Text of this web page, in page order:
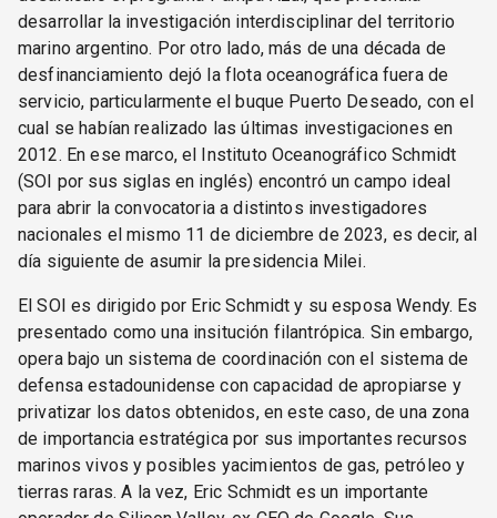
desarrollar la investigación interdisciplinar del territorio
marino argentino. Por otro lado, más de una década de
desfinanciamiento dejó la flota oceanográfica fuera de
servicio, particularmente el buque Puerto Deseado, con el
cual se habían realizado las últimas investigaciones en
2012. En ese marco, el Instituto Oceanográfico Schmidt
(SOI por sus siglas en inglés) encontró un campo ideal
para abrir la convocatoria a distintos investigadores
nacionales el mismo 11 de diciembre de 2023, es decir, al
día siguiente de asumir la presidencia Milei.
El SOI es dirigido por Eric Schmidt y su esposa Wendy. Es
presentado como una insitución filantrópica. Sin embargo,
opera bajo un sistema de coordinación con el sistema de
defensa estadounidense con capacidad de apropiarse y
privatizar los datos obtenidos, en este caso, de una zona
de importancia estratégica por sus importantes recursos
marinos vivos y posibles yacimientos de gas, petróleo y
tierras raras. A la vez, Eric Schmidt es un importante